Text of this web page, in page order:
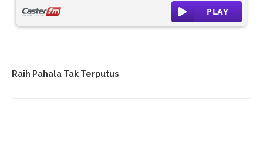
Raih Pahala Tak Terputus